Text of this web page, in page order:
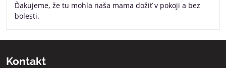
Ďakujeme, že tu mohla naša mama dožiť v pokoji a bez
bolesti.
Kontakt